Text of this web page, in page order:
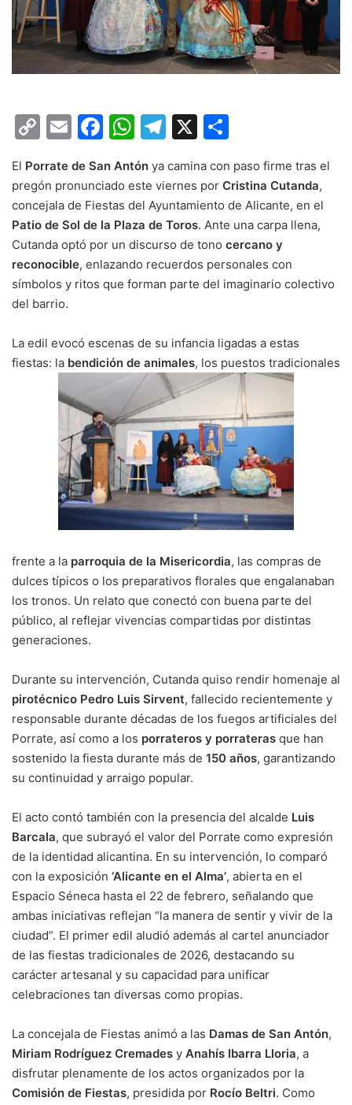
C
p
y
Li
n
k
E
ai
l
F
c
e
b
o
o
W
at
s
A
p
p
T
e
gr
a
m
X
m
p
ar
tir
El Porrate de San Antón ya camina con paso firme tras el
pregón pronunciado este viernes por Cristina Cutanda,
concejala de Fiestas del Ayuntamiento de Alicante, en el
Patio de Sol de la Plaza de Toros. Ante una carpa llena,
Cutanda optó por un discurso de tono cercano y
reconocible, enlazando recuerdos personales con
símbolos y ritos que forman parte del imaginario colectivo
del barrio.
La edil evocó escenas de su infancia ligadas a estas
fiestas: la bendición de animales, los puestos tradicionales
frente a la parroquia de la Misericordia, las compras de
dulces típicos o los preparativos florales que engalanaban
los tronos. Un relato que conectó con buena parte del
público, al reflejar vivencias compartidas por distintas
generaciones.
Durante su intervención, Cutanda quiso rendir homenaje al
pirotécnico Pedro Luis Sirvent, fallecido recientemente y
responsable durante décadas de los fuegos artificiales del
Porrate, así como a los porrateros y porrateras que han
sostenido la fiesta durante más de 150 años, garantizando
su continuidad y arraigo popular.
El acto contó también con la presencia del alcalde Luis
Barcala, que subrayó el valor del Porrate como expresión
de la identidad alicantina. En su intervención, lo comparó
con la exposición ‘Alicante en el Alma’, abierta en el
Espacio Séneca hasta el 22 de febrero, señalando que
ambas iniciativas reflejan “la manera de sentir y vivir de la
ciudad”. El primer edil aludió además al cartel anunciador
de las fiestas tradicionales de 2026, destacando su
carácter artesanal y su capacidad para unificar
celebraciones tan diversas como propias.
La concejala de Fiestas animó a las Damas de San Antón,
Miriam Rodríguez Cremades y Anahís Ibarra Lloria, a
disfrutar plenamente de los actos organizados por la
Comisión de Fiestas, presidida por Rocío Beltri. Como